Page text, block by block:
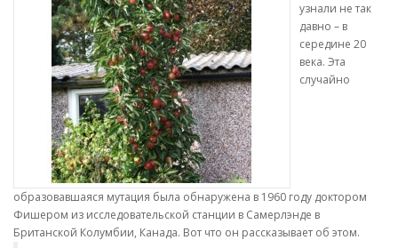
узнали не так
давно – в
середине 20
века. Эта
случайно
образовавшаяся мутация была обнаружена в 1960 году доктором
Фишером из исследовательской станции в Самерлэнде в
Британской Колумбии, Канада. Вот что он рассказывает об этом.